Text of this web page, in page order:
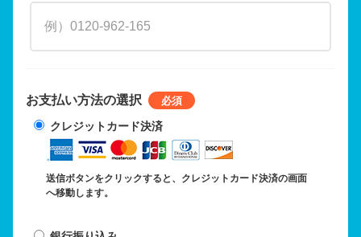
お支払い方法の選択
クレジットカード決済
送信ボタンをクリックすると、クレジットカード決済の画面
へ移動します。